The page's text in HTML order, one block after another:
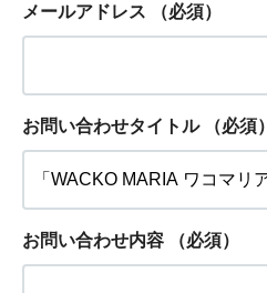
メールアドレス （必須）
お問い合わせタイトル （必須）
お問い合わせ内容 （必須）